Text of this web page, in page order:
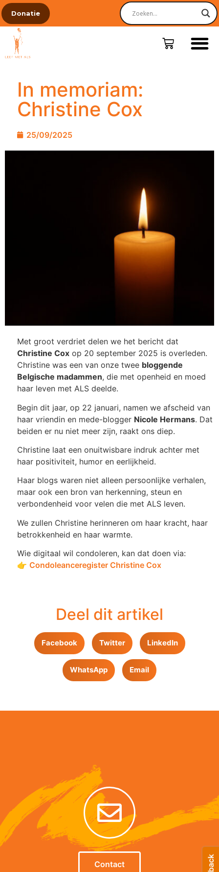
Donatie
In memoriam:
Christine Cox
25/09/2025
Met groot verdriet delen we het bericht dat
Christine Cox op 20 september 2025 is overleden.
Christine was een van onze twee bloggende
Belgische madammen, die met openheid en moed
haar leven met ALS deelde.
Begin dit jaar, op 22 januari, namen we afscheid van
haar vriendin en mede-blogger Nicole Hermans. Dat
beiden er nu niet meer zijn, raakt ons diep.
Christine laat een onuitwisbare indruk achter met
haar positiviteit, humor en eerlijkheid.
Haar blogs waren niet alleen persoonlijke verhalen,
maar ook een bron van herkenning, steun en
verbondenheid voor velen die met ALS leven.
We zullen Christine herinneren om haar kracht, haar
betrokkenheid en haar warmte.
Wie digitaal wil condoleren, kan dat doen via:
👉 Condoleanceregister Christine Cox
Deel dit artikel
Facebook Twitter LinkedIn
WhatsApp Email
Contact